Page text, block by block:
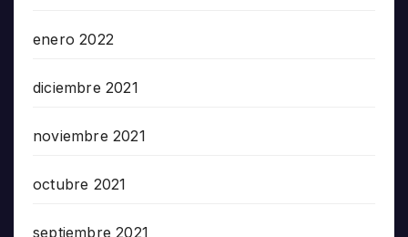
enero 2022
diciembre 2021
noviembre 2021
octubre 2021
septiembre 2021